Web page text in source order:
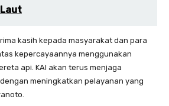
kasih kepada masyarakat dan para
kepercayaannya menggunakan
api. KAI akan terus menjaga
meningkatkan pelayanan yang